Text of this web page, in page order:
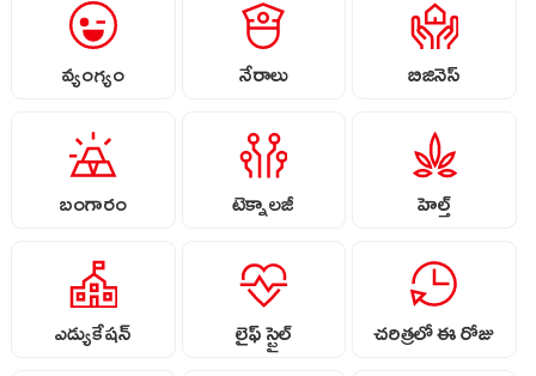
వ్యంగ్యం నేరాలు బిజినెస్
బంగారం టెక్నాలజీ హెల్త్
ఎడ్యుకేషన్ లైఫ్ స్టైల్ చరిత్రలో ఈ రోజు